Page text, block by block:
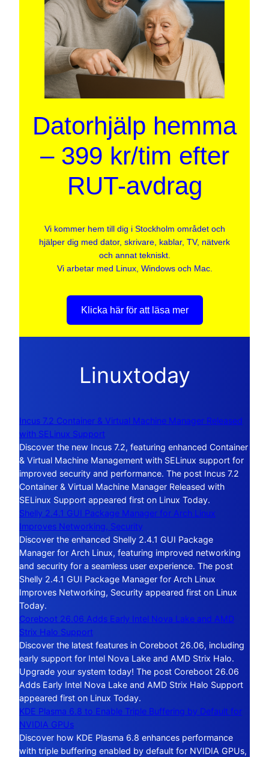
Datorhjälp hemma
– 399 kr/tim efter
RUT-avdrag
Vi kommer hem till dig i Stockholm området och
hjälper dig med dator, skrivare, kablar, TV, nätverk
och annat tekniskt.
Vi arbetar med Linux, Windows och Mac.
Klicka här för att läsa mer
Linuxtoday
Incus 7.2 Container & Virtual Machine Manager Released
with SELinux Support
Discover the new Incus 7.2, featuring enhanced Container
& Virtual Machine Management with SELinux support for
improved security and performance. The post Incus 7.2
Container & Virtual Machine Manager Released with
SELinux Support appeared first on Linux Today.
Shelly 2.4.1 GUI Package Manager for Arch Linux
Improves Networking, Security
Discover the enhanced Shelly 2.4.1 GUI Package
Manager for Arch Linux, featuring improved networking
and security for a seamless user experience. The post
Shelly 2.4.1 GUI Package Manager for Arch Linux
Improves Networking, Security appeared first on Linux
Today.
Coreboot 26.06 Adds Early Intel Nova Lake and AMD
Strix Halo Support
Discover the latest features in Coreboot 26.06, including
early support for Intel Nova Lake and AMD Strix Halo.
Upgrade your system today! The post Coreboot 26.06
Adds Early Intel Nova Lake and AMD Strix Halo Support
appeared first on Linux Today.
KDE Plasma 6.8 to Enable Triple Buffering by Default for
NVIDIA GPUs
Discover how KDE Plasma 6.8 enhances performance
with triple buffering enabled by default for NVIDIA GPUs,